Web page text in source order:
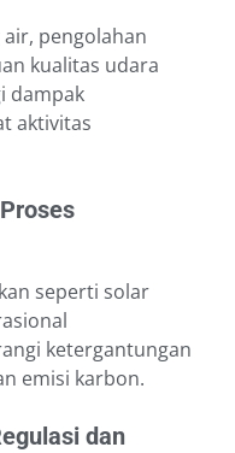
pengolahan
kualitas udara
dampak
aktivitas
seperti solar
ketergantungan
emisi karbon.
dan